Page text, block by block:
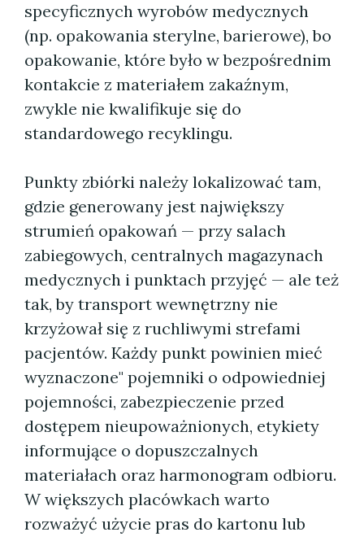
specyficznych wyrobów medycznych
(np. opakowania sterylne, barierowe), bo
opakowanie, które było w bezpośrednim
kontakcie z materiałem zakaźnym,
zwykle nie kwalifikuje się do
standardowego recyklingu.
Punkty zbiórki należy lokalizować tam,
gdzie generowany jest największy
strumień opakowań — przy salach
zabiegowych, centralnych magazynach
medycznych i punktach przyjęć — ale też
tak, by transport wewnętrzny nie
krzyżował się z ruchliwymi strefami
pacjentów. Każdy punkt powinien mieć
wyznaczone" pojemniki o odpowiedniej
pojemności, zabezpieczenie przed
dostępem nieupoważnionych, etykiety
informujące o dopuszczalnych
materiałach oraz harmonogram odbioru.
W większych placówkach warto
rozważyć użycie pras do kartonu lub